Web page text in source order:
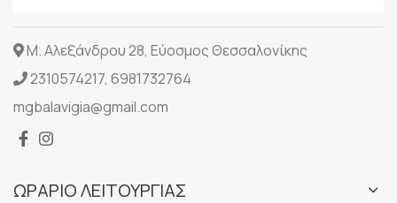
Μ. Αλεξάνδρου 28, Εύοσμος Θεσσαλονίκης
2310574217, 6981732764
mgbalavigia@gmail.com
ΩΡΑΡΙΟ ΛΕΙΤΟΥΡΓΙΑΣ